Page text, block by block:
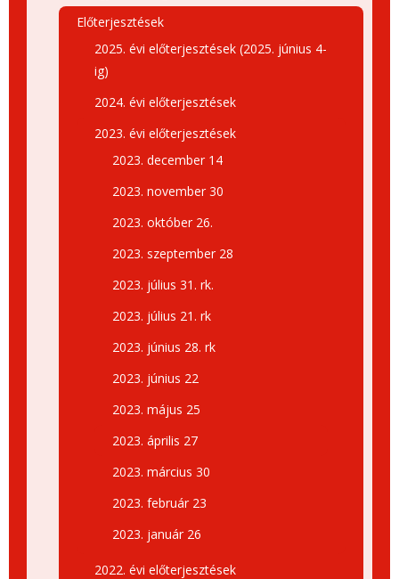
Előterjesztések
2025. évi előterjesztések (2025. június 4-
ig)
2024. évi előterjesztések
2023. évi előterjesztések
2023. december 14
2023. november 30
2023. október 26.
2023. szeptember 28
2023. július 31. rk.
2023. július 21. rk
2023. június 28. rk
2023. június 22
2023. május 25
2023. április 27
2023. március 30
2023. február 23
2023. január 26
2022. évi előterjesztések